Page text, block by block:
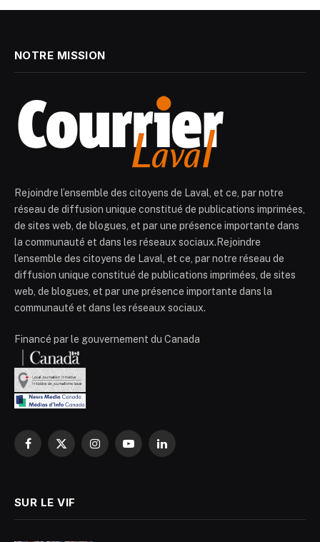
NOTRE MISSION
Rejoindre l’ensemble des citoyens de Laval, et ce, par notre
réseau de diffusion unique constitué de publications imprimées,
de sites web, de blogues, et par une présence importante dans
la communauté et dans les réseaux sociaux.Rejoindre
l’ensemble des citoyens de Laval, et ce, par notre réseau de
diffusion unique constitué de publications imprimées, de sites
web, de blogues, et par une présence importante dans la
communauté et dans les réseaux sociaux.
Financé par le gouvernement du Canada
Facebook
X
InstagramYouTubeLinkedIn
SUR LE VIF